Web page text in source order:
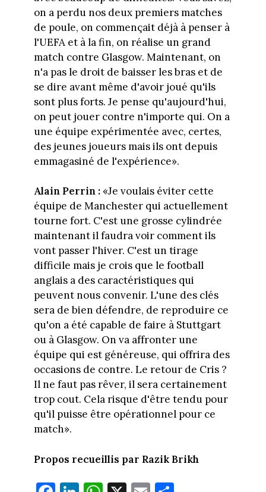
on a perdu nos deux premiers matches
de poule, on commençait déjà à penser à
l'UEFA et à la fin, on réalise un grand
match contre Glasgow. Maintenant, on
n'a pas le droit de baisser les bras et de
se dire avant même d'avoir joué qu'ils
sont plus forts. Je pense qu'aujourd'hui,
on peut jouer contre n'importe qui. On a
une équipe expérimentée avec, certes,
des jeunes joueurs mais ils ont depuis
emmagasiné de l'expérience».
Alain Perrin :«Je voulais éviter cette
équipe de Manchester qui actuellement
tourne fort. C'est une grosse cylindrée
maintenant il faudra voir comment ils
vont passer l'hiver. C'est un tirage
difficile mais je crois que le football
anglais a des caractéristiques qui
peuvent nous convenir. L'une des clés
sera de bien défendre, de reproduire ce
qu'on a été capable de faire à Stuttgart
ou à Glasgow. On va affronter une
équipe qui est généreuse, qui offrira des
occasions de contre. Le retour de Cris ?
Il ne faut pas rêver, il sera certainement
trop cout. Cela risque d'être tendu pour
qu'il puisse être opérationnel pour ce
match».
Propos recueillis par Razik Brikh